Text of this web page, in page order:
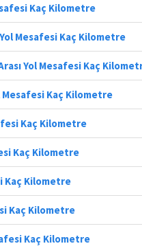
Kaç Kilometre
Mesafesi Kaç Kilometre
Yol Mesafesi Kaç
Mesafesi Kaç Kilometre
Kaç Kilometre
Kaç Kilometre
Kaç Kilometre
Kaç Kilometre
Kaç Kilometre